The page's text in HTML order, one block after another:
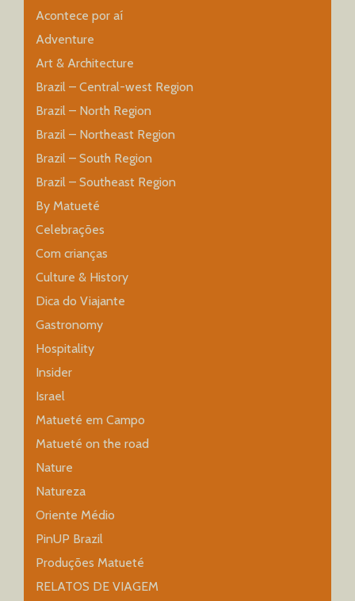
Acontece por aí
Adventure
Art & Architecture
Brazil – Central-west Region
Brazil – North Region
Brazil – Northeast Region
Brazil – South Region
Brazil – Southeast Region
By Matueté
Celebrações
Com crianças
Culture & History
Dica do Viajante
Gastronomy
Hospitality
Insider
Israel
Matueté em Campo
Matueté on the road
Nature
Natureza
Oriente Médio
PinUP Brazil
Produções Matueté
RELATOS DE VIAGEM